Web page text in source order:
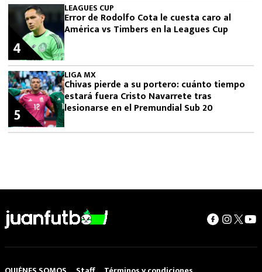
LEAGUES CUP
Error de Rodolfo Cota le cuesta caro al
América vs Timbers en la Leagues Cup
4
LIGA MX
Chivas pierde a su portero: cuánto tiempo
estará fuera Cristo Navarrete tras
lesionarse en el Premundial Sub 20
5